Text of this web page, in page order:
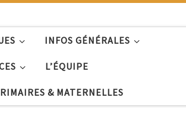
INFOS GÉNÉRALES
L’ÉQUIPE
& MATERNELLES